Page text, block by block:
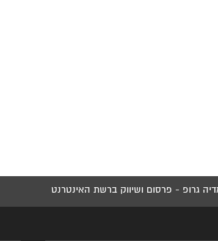
גרופ - פרסום ושיווק ברשת האינטרנט